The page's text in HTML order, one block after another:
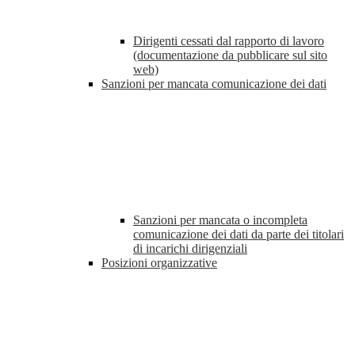
Dirigenti cessati dal rapporto di lavoro
(documentazione da pubblicare sul sito
web)
Sanzioni per mancata comunicazione dei dati
Sanzioni per mancata o incompleta
comunicazione dei dati da parte dei titolari
di incarichi dirigenziali
Posizioni organizzative